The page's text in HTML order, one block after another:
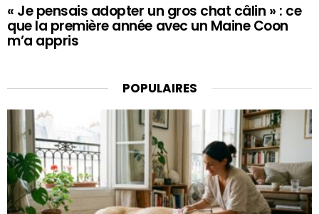
« Je pensais adopter un gros chat câlin » : ce
que la première année avec un Maine Coon
m’a appris
POPULAIRES